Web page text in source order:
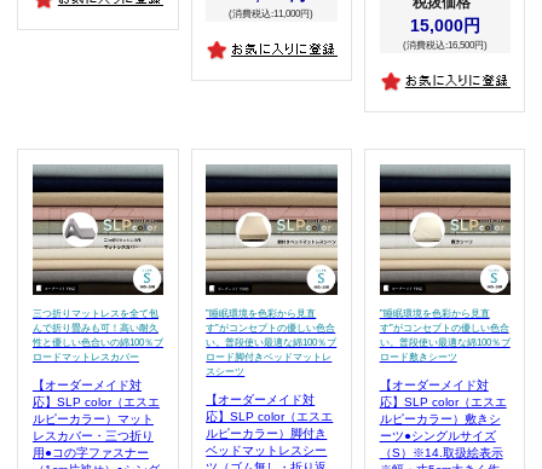
(消費税込:11,000円)
15,000円
(消費税込:16,500円)
三つ折りマットレスを全て包
んで折り畳みも可！高い耐久
性と優しい色合いの綿100％ブ
ロードマットレスカバー
【オーダーメイド対
応】SLP color（エスエ
ルピーカラー）マット
レスカバー・三つ折り
用●コの字ファスナー
”睡眠環境を色彩から見直
す”がコンセプトの優しい色合
い。普段使い最適な綿100％ブ
ロード脚付きベッドマットレ
スシーツ
【オーダーメイド対
応】SLP color（エスエ
ルピーカラー）脚付き
ベッドマットレスシー
”睡眠環境を色彩から見直
す”がコンセプトの優しい色合
い。普段使い最適な綿100％ブ
ロード敷きシーツ
【オーダーメイド対
応】SLP color（エスエ
ルピーカラー）敷きシ
ーツ●シングルサイズ
（S）※14.取扱絵表示